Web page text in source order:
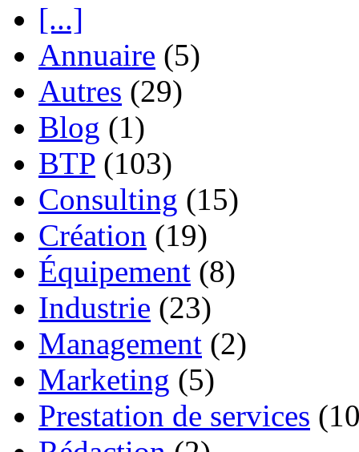
[...]
Annuaire (5)
Autres (29)
Blog (1)
BTP (103)
Consulting (15)
Création (19)
Équipement (8)
Industrie (23)
Management (2)
Marketing (5)
Prestation de services